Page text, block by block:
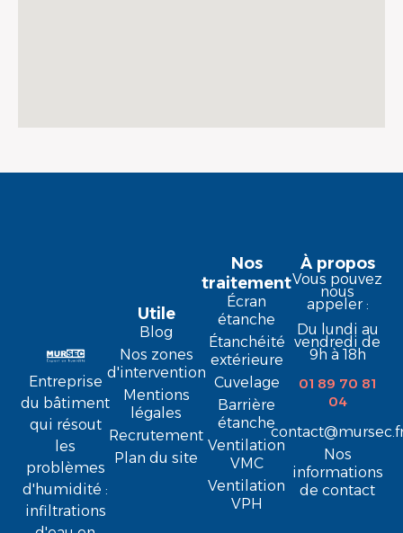
Entreprise
du bâtiment
qui résout
les
problèmes
d'humidité :
infiltrations
Nos
traitement
Écran
étanche
Étanchéité
extérieure
Cuvelage
Barrière
étanche
Ventilation
VMC
Ventilation
VPH
Utile
Blog
Nos zones
d'intervention
Mentions
légales
Recrutement
Plan du site
À propos
Vous pouvez
nous
appeler :
Du lundi au
vendredi de
9h à 18h
01 89 70 81
04
Nos
informations
de contact